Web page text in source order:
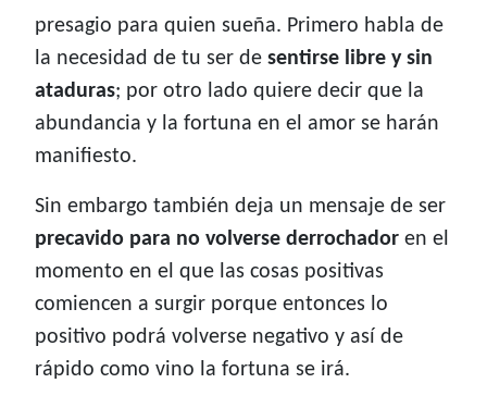
presagio para quien sueña. Primero habla de
la necesidad de tu ser de sentirse libre y sin
ataduras; por otro lado quiere decir que la
abundancia y la fortuna en el amor se harán
manifiesto.
Sin embargo también deja un mensaje de ser
precavido para no volverse derrochador en el
momento en el que las cosas positivas
comiencen a surgir porque entonces lo
positivo podrá volverse negativo y así de
rápido como vino la fortuna se irá.